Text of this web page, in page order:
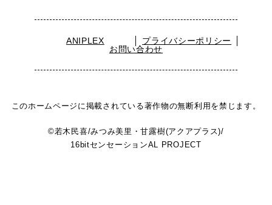
ANIPLEX
プライバシーポリシー
お問い合わせ
このホームページに掲載されている著作物の無断利用を禁じます。
©若木民喜/みつみ美里・甘露樹(アクアプラス)/
16bitセンセーションAL PROJECT